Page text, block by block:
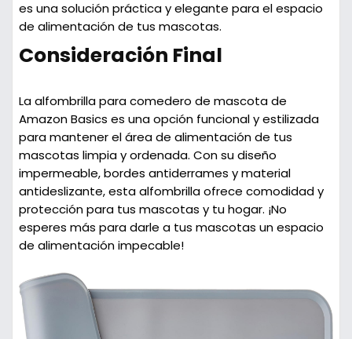
es una solución práctica y elegante para el espacio
de alimentación de tus mascotas.
Consideración Final
La alfombrilla para comedero de mascota de
Amazon Basics es una opción funcional y estilizada
para mantener el área de alimentación de tus
mascotas limpia y ordenada. Con su diseño
impermeable, bordes antiderrames y material
antideslizante, esta alfombrilla ofrece comodidad y
protección para tus mascotas y tu hogar. ¡No
esperes más para darle a tus mascotas un espacio
de alimentación impecable!